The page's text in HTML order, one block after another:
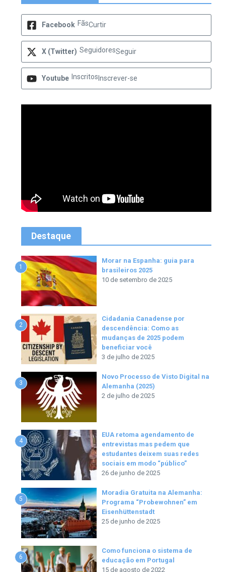
Facebook FãsCurtir
X (Twitter) SeguidoresSeguir
Youtube Inscritos Inscrever-se
Destaque
1
Morar na Espanha: guia para
brasileiros 2025
10 de setembro de 2025
2
Cidadania Canadense por
descendência: Como as
mudanças de 2025 podem
beneficiar você
3 de julho de 2025
3
Novo Processo de Visto Digital na
Alemanha (2025)
2 de julho de 2025
4
EUA retoma agendamento de
entrevistas mas pedem que
estudantes deixem suas redes
sociais em modo “público”
26 de junho de 2025
5
Moradia Gratuita na Alemanha:
Programa “Probewohnen” em
Eisenhüttenstadt
25 de junho de 2025
6
Como funciona o sistema de
educação em Portugal
15 de agosto de 2022